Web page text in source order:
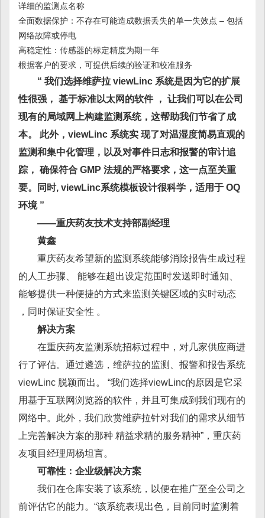
详细的监测点名称
全面数据保护：不存在可能造成数据丢失的单一失效点 – 包括
网络故障或停电
高稳定性：传感器的标定精度为期一年
根据客户的要求，可提供后续的验证和校准服务
“ 我们选择维萨拉 viewLinc 系统是因为它的扩展
性很强， 基于标准以太网的软件 ， 让我们可以在公司
现有的局域网上构建监测系统，这帮助我们节省了成
本。 此外，viewLinc 系统实 现了对温湿度简易直观的
监测和集中化管理，以及对事件日志和报警的审计追
踪， 确保符合 GMP 法规的严格要求，这一点至关重
要。同时, viewLinc系统模板设计很科学，适用于 OQ
环境 ”
——重庆药友技术支持部副经理
黄鑫
重庆药友希望新的监测系统能够消除报告生成过程
的人工步骤、 能够在超出设定范围时发送即时通知、
能够提供一种便捷的方式来监测关键区域的实时动态
，同时保证安全性 。
解决方案
在重庆药友监测系统招标过程中，对几家供应商进
行了评估。通过遴选，维萨拉的监测、报警和报告系统
viewLinc 脱颖而出。 “我们选择viewLinc的原因是它采
用基于互联网浏览器的软件，并且可集成到我们现有的
网络中。此外，我们欣赏维萨拉针对我们的需求从细节
上完善解决方案的那种 精益求精的服务精神”，重庆药
友项目经理周杨坦言。
可靠性：企业级解决方案
我们在仓库安装了该系统，以便在推广至全公司之
前评估它的能力。“该系统表现出色，目前同时监测着